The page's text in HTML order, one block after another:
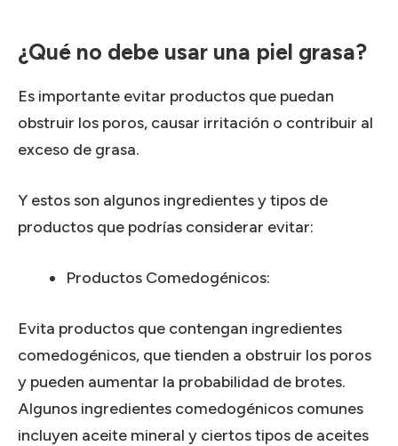
¿Qué no debe usar una piel grasa?
Es importante evitar productos que puedan
obstruir los poros, causar irritación o contribuir al
exceso de grasa.
Y estos son algunos ingredientes y tipos de
productos que podrías considerar evitar:
Productos Comedogénicos:
Evita productos que contengan ingredientes
comedogénicos, que tienden a obstruir los poros
y pueden aumentar la probabilidad de brotes.
Algunos ingredientes comedogénicos comunes
incluyen aceite mineral y ciertos tipos de aceites